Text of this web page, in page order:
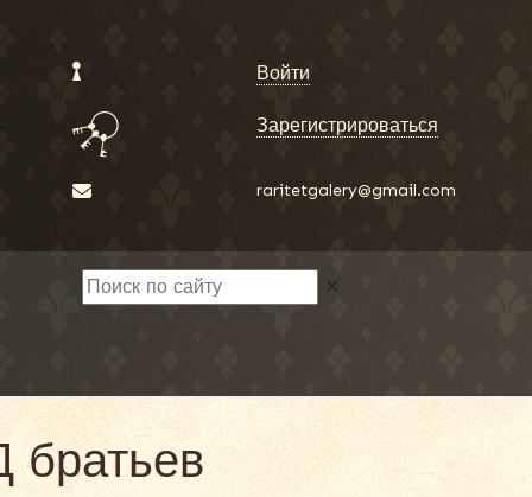
Войти
Зарегистрироваться
raritetgalery@gmail.com
✕
братьев